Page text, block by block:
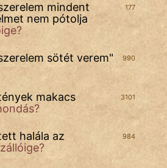
177
mindent
nem pótolja
990
sötét verem"
3101
makacs
984
halála az